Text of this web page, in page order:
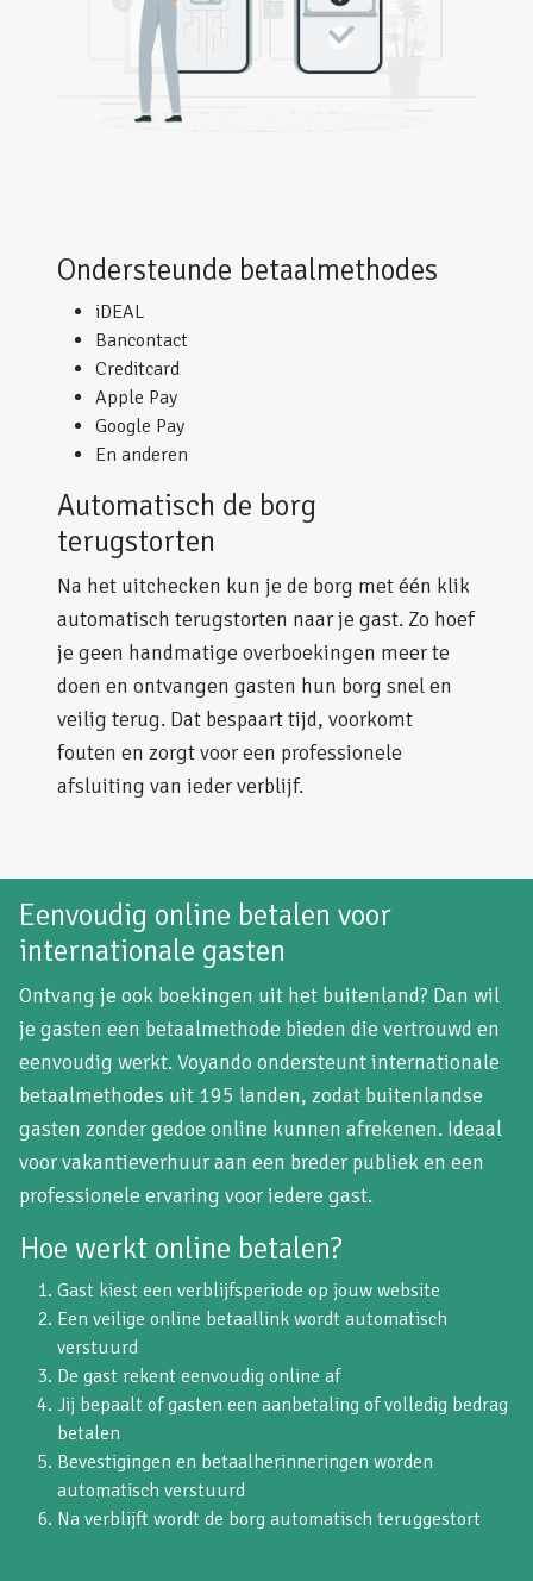
Ondersteunde betaalmethodes
iDEAL
Bancontact
Creditcard
Apple Pay
Google Pay
En anderen
Automatisch de borg
terugstorten
Na het uitchecken kun je de borg met één klik
automatisch terugstorten naar je gast. Zo hoef
je geen handmatige overboekingen meer te
doen en ontvangen gasten hun borg snel en
veilig terug. Dat bespaart tijd, voorkomt
fouten en zorgt voor een professionele
afsluiting van ieder verblijf.
Eenvoudig online betalen voor
internationale gasten
Ontvang je ook boekingen uit het buitenland? Dan wil
je gasten een betaalmethode bieden die vertrouwd en
eenvoudig werkt. Voyando ondersteunt internationale
betaalmethodes uit 195 landen, zodat buitenlandse
gasten zonder gedoe online kunnen afrekenen. Ideaal
voor vakantieverhuur aan een breder publiek en een
professionele ervaring voor iedere gast.
Hoe werkt online betalen?
Gast kiest een verblijfsperiode op jouw website
Een veilige online betaallink wordt automatisch
verstuurd
De gast rekent eenvoudig online af
Jij bepaalt of gasten een aanbetaling of volledig bedrag
betalen
Bevestigingen en betaalherinneringen worden
automatisch verstuurd
Na verblijft wordt de borg automatisch teruggestort